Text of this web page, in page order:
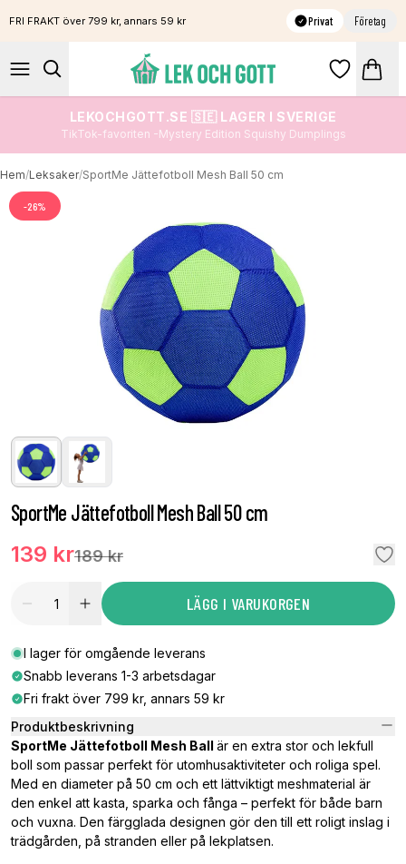
FRI FRAKT över 799 kr, annars 59 kr Privat Företag
LEKOCHGOTT.SE 🇸🇪 LAGER I SVERIGE
TikTok-favoriten -Mystery Edition Squishy Dumplings
Hem/Leksaker/SportMe Jättefotboll Mesh Ball 50 cm
-26%
SportMe Jättefotboll Mesh Ball 50 cm
139 kr189 kr
LÄGG I VARUKORGEN
I lager för omgående leverans
Snabb leverans 1-3 arbetsdagar
Fri frakt över 799 kr, annars 59 kr
Produktbeskrivning
SportMe Jättefotboll Mesh Ball är en extra stor och lekfull
boll som passar perfekt för utomhusaktiviteter och roliga spel.
Med en diameter på 50 cm och ett lättviktigt meshmaterial är
den enkel att kasta, sparka och fånga – perfekt för både barn
och vuxna. Den färgglada designen gör den till ett roligt inslag i
trädgården, på stranden eller på lekplatsen.